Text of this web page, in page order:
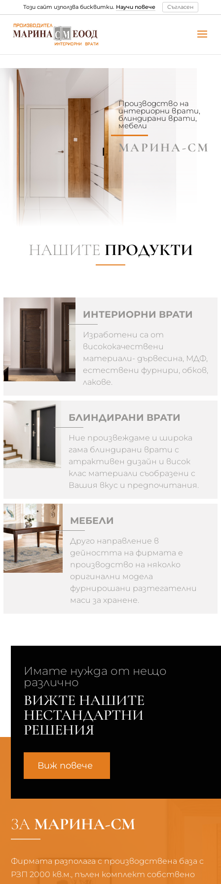
Производство на
интериорни врати,
блиндирани врати,
мебели
МАРИНА-СМ
НАШИТЕ ПРОДУКТИ
ИНТЕРИОРНИ ВРАТИ
Изработени са от
висококачествени
материали- дървесина, МДФ,
естествени фурнири, обков,
лакове.
БЛИНДИРАНИ ВРАТИ
Ние произвеждаме и широка
гама блиндирани врати с
атрактивен дизайн и висок
клас материали съобразени с
Вашия вкус и предпочитания.
МЕБЕЛИ
Друго направление в
дейността на фирмата е
производство на няколко
оригинални модела
фурнирошани разтегателни
маси за хранене.
Имате нужда от нещо
различно
ВИЖТЕ НАШИТЕ
НЕСТАНДАРТНИ
РЕШЕНИЯ
Виж повече
ЗА МАРИНА-СМ
Фирмата разполага с производствена база с
РЗП 2000 кв.м., пълен комплект собствено
Този сайт използва бисквитки. Научи повече Съгласен